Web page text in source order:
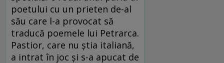
poetului cu un prieten de-al
său care l-a provocat să
traducă poemele lui Petrarca.
Pastior, care nu ştia italiană,
a intrat în joc şi s-a apucat de